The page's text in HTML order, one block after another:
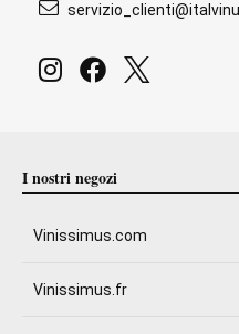
I nostri negozi
Vinissimus.com
Vinissimus.fr